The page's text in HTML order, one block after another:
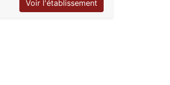
Voir l'établissement